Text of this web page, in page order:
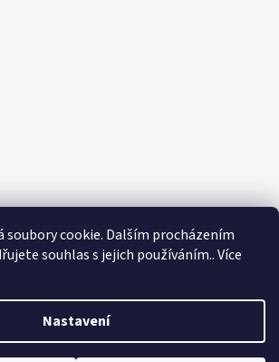
soubory cookie. Dalším procházením
souhlas s jejich používáním.. Více
Nastavení
Vytvořil Shoptet